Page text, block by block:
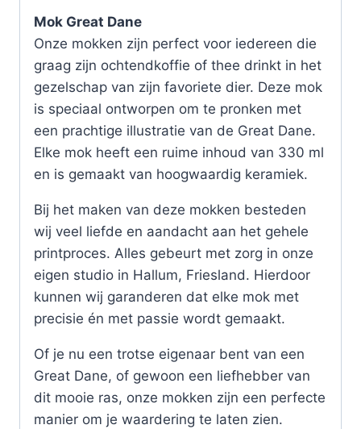
Mok Great Dane
Onze mokken zijn perfect voor iedereen die
graag zijn ochtendkoffie of thee drinkt in het
gezelschap van zijn favoriete dier. Deze mok
is speciaal ontworpen om te pronken met
een prachtige illustratie van de Great Dane.
Elke mok heeft een ruime inhoud van 330 ml
en is gemaakt van hoogwaardig keramiek.
Bij het maken van deze mokken besteden
wij veel liefde en aandacht aan het gehele
printproces. Alles gebeurt met zorg in onze
eigen studio in Hallum, Friesland. Hierdoor
kunnen wij garanderen dat elke mok met
precisie én met passie wordt gemaakt.
Of je nu een trotse eigenaar bent van een
Great Dane, of gewoon een liefhebber van
dit mooie ras, onze mokken zijn een perfecte
manier om je waardering te laten zien.